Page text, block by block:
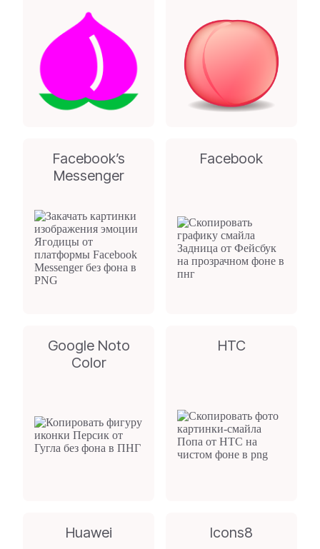
Facebook’s
Messenger
Facebook
Google Noto
Color
HTC
Huawei Icons8